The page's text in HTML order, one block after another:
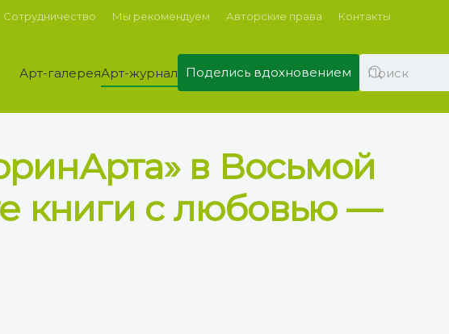
Сотрудничество Мы рекомендуем Авторские права Контакты
Арт-галереяАрт-журнал Поделись вдохновением
в Восьмой
книги с любовью —